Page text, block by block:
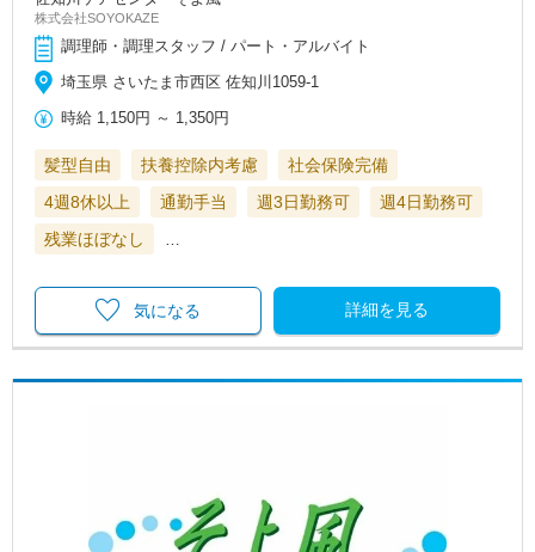
株式会社SOYOKAZE
調理師・調理スタッフ / パート・アルバイト
埼玉県 さいたま市西区 佐知川1059-1
時給 1,150円 ～ 1,350円
髪型自由 扶養控除内考慮
社会保険完備
4週8休以上
通勤手当 週3日勤務可
週4日勤務可
残業ほぼなし
…
詳細を見る
気になる